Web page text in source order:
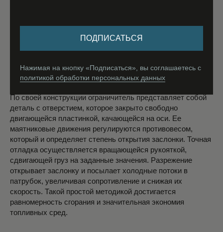
тяги дымохода – простым механическим или
электромеханическим приспособлением с подвижной
заслонкой, являющейся частью дымоотводящего
жаропрочная нержавейка, способная сохранять все
свойства при температурах до 500 °C.
По своей конструкции ограничитель представляет собой
деталь с отверстием, которое закрыто свободно
двигающейся пластинкой, качающейся на оси. Ее
маятниковые движения регулируются противовесом,
который и определяет степень открытия заслонки. Точная
отладка осуществляется вращающейся рукояткой,
сдвигающей груз на заданные значения. Разрежение
открывает заслонку и посылает холодные потоки в
патрубок, увеличивая сопротивление и снижая их
скорость. Такой простой методикой достигается
равномерность сгорания и значительная экономия
топливных сред.
ПОДПИСАТЬСЯ
Нажимая на кнопку «Подписаться», вы соглашаетесь c
политикой обработки персональных данных